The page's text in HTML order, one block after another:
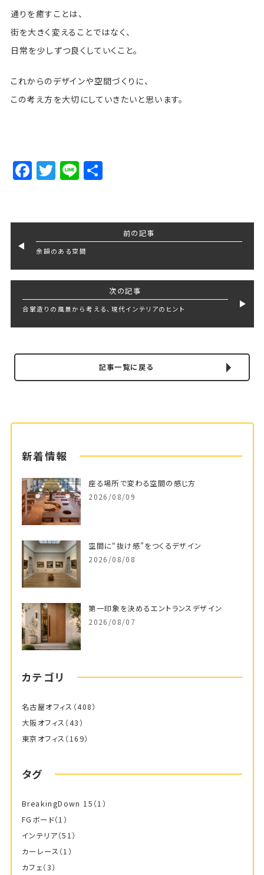
通りを癒すことは、
街を大きく変えることではなく、
日常を少しずつ良くしていくこと。
これからのデザインや空間づくりに、
この考え方を大切にしていきたいと思います。
Facebook
Twitter
LineShare
前の記事
余韻のある空間
次の記事
合掌造りの風景から考える、現代インテリアのヒント
記事一覧に戻る
新着情報
座る場所で変わる空間の感じ方
2026/08/09
空間に“抜け感”をつくるデザイン
2026/08/08
第一印象を決めるエントランスデザイン
2026/08/07
カテゴリ
名古屋オフィス （408）
大阪オフィス （43）
東京オフィス （169）
タグ
BreakingDown 15 （1）
FGボード（1）
インテリア（51）
カーレース （1）
カフェ（3）